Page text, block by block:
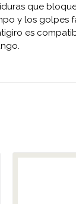
que
y los
es